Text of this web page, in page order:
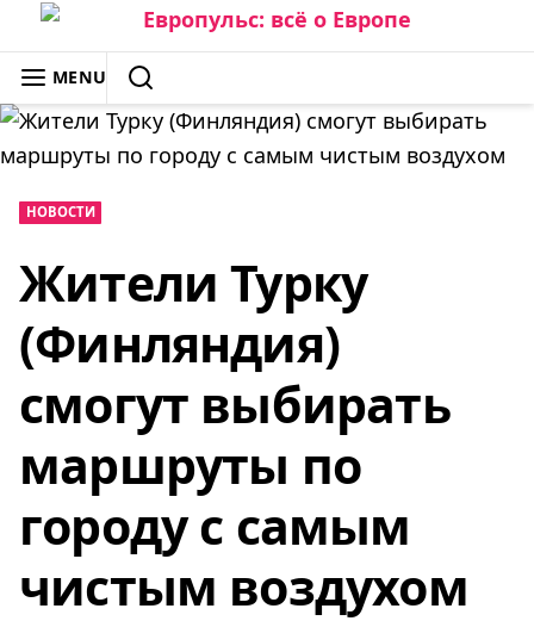
Skip
to
content
ЕВРОПУЛЬС: ВСЁ О ЕВРОПЕ
MENU
SEARCH
НОВОСТИ
Жители Турку
(Финляндия)
смогут выбирать
маршруты по
городу с самым
чистым воздухом